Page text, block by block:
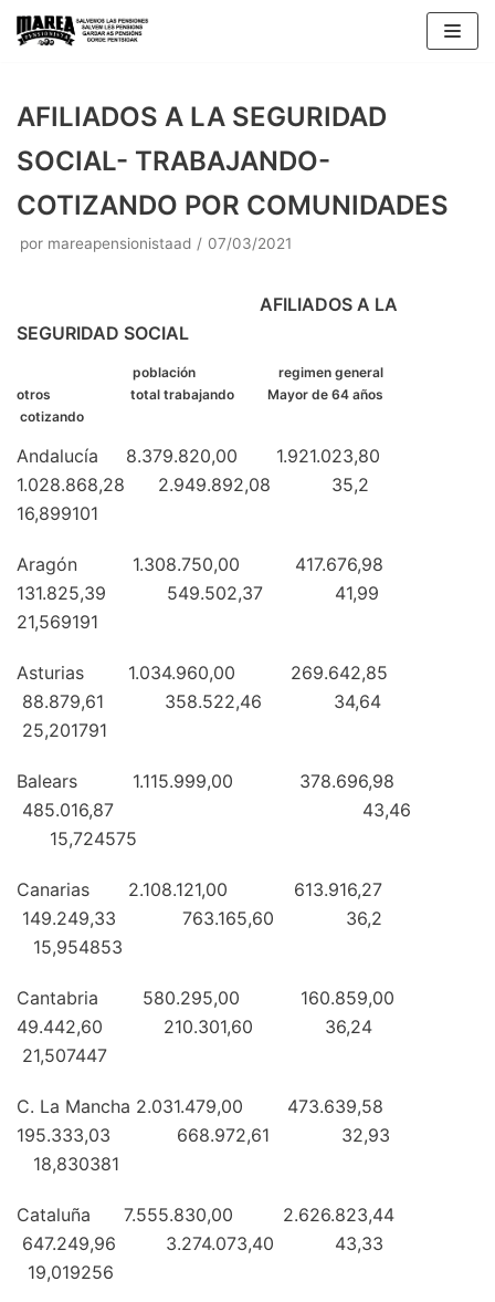
Saltar
AFILIADOS A LA SEGURIDAD
SOCIAL- TRABAJANDO-
COTIZANDO POR COMUNIDADES
por mareapensionistaad 07/03/2021
AFILIADOS A LA
SEGURIDAD SOCIAL
población regimen general
otros total trabajando Mayor de 64 años
cotizando
Andalucía 8.379.820,00 1.921.023,80
1.028.868,28 2.949.892,08 35,2
16,899101
Aragón 1.308.750,00 417.676,98
131.825,39 549.502,37 41,99
21,569191
Asturias 1.034.960,00 269.642,85
88.879,61 358.522,46 34,64
25,201791
Balears 1.115.999,00 378.696,98
485.016,87 43,46
15,724575
Canarias 2.108.121,00 613.916,27
149.249,33 763.165,60 36,2
15,954853
Cantabria 580.295,00 160.859,00
49.442,60 210.301,60 36,24
21,507447
C. La Mancha 2.031.479,00 473.639,58
195.333,03 668.972,61 32,93
18,830381
Cataluña 7.555.830,00 2.626.823,44
647.249,96 3.274.073,40 43,33
19,019256